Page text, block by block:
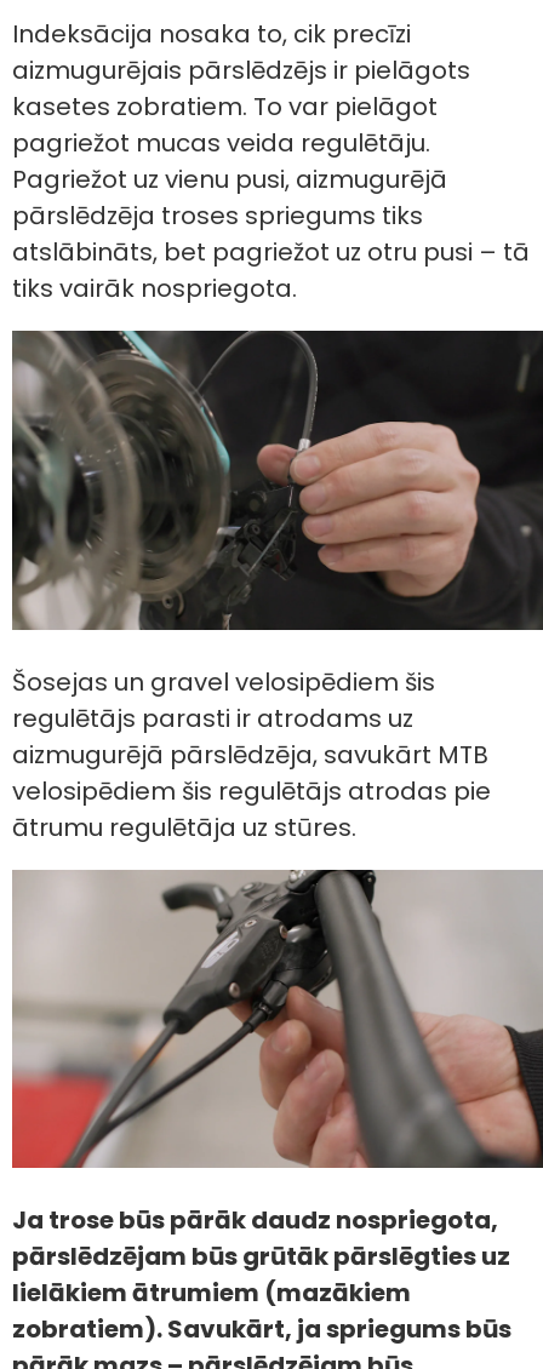
Indeksācija nosaka to, cik precīzi
aizmugurējais pārslēdzējs ir pielāgots
kasetes zobratiem. To var pielāgot
pagriežot mucas veida regulētāju.
Pagriežot uz vienu pusi, aizmugurējā
pārslēdzēja troses spriegums tiks
atslābināts, bet pagriežot uz otru pusi – tā
tiks vairāk nospriegota.
Šosejas un gravel velosipēdiem šis
regulētājs parasti ir atrodams uz
aizmugurējā pārslēdzēja, savukārt MTB
velosipēdiem šis regulētājs atrodas pie
ātrumu regulētāja uz stūres.
Ja trose būs pārāk daudz nospriegota,
pārslēdzējam būs grūtāk pārslēgties uz
lielākiem ātrumiem (mazākiem
zobratiem). Savukārt, ja spriegums būs